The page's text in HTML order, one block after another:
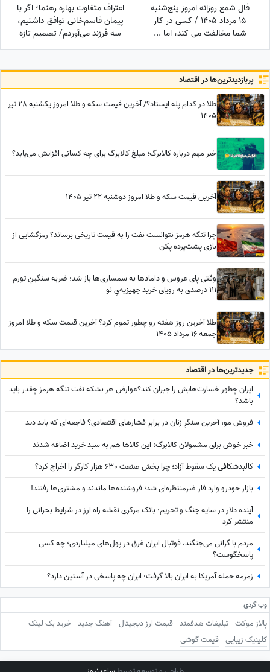
فال شمع روزانه امروز پنج‌شنبه
15 مرداد 1405 / کسی در کار
شما مخالفت می کند، اما ...
اعتراف متفاوت بهاره رهنما؛ اگر با
پیمان قاسم‌خانی توافق داشتیم،
سه فرزند می‌آوردم/ تصمیم تازه
پربازدید‌ترین‌ها در اقتصاد
طلا در کدام پله ایستاد؟/ آخرین قیمت سکه و طلا امروز یکشنبه 28 تیر
1405
خبر مهم درباره کالابرگ؛ مبلغ کالابرگ برای چه کسانی افزایش می‌یابد؟
آخرین قیمت سکه و طلا امروز دوشنبه 22 تیر 1405
چرا تنگه هرمز نتوانست نفت را به قیمت تاریخی برساند؟ رمزگشایی از
بازی پشت‌پرده پکن
وقتی پای عروس و دامادها به سمساری‌ها باز شد؛ ضربه سنگینِ تورم
111 درصدی به رویای خرید جهیزیه‌یِ نو
طلا آخرین روز هفته رو چطور تموم کرد؟ آخرین قیمت سکه و طلا امروز
جمعه 16 مرداد 1405
جدید‌ترین‌ها در اقتصاد
ایران چطور خسارت‌هایش را جبران کند؟عوارض هر بشکه نفت تنگه هرمز چقدر باید
باشد؟
فروش مو، آخرین سنگرِ زنان در برابرِ فشارهای اقتصادی؟ فاجعه‌ای که باید دید
خبر خوش برای مشمولان کالابرگ؛ این کالاها هم به سبد خرید اضافه شدند
کالبدشکافی یک سقوط آزاد؛ چرا بخش صنعت 630 هزار کارگر را اخراج کرد؟
بازار خودرو وارد فاز غیرمنتظره‌ای شد؛ فروشنده‌ها ماندند و مشتری‌ها رفتند!
آینده دلار در سایه جنگ و تحریم؛ بانک مرکزی نقشه راه ارز در شرایط بحرانی را
منتشر کرد
مردم با گرانی می‌جنگند، فوتبال ایران غرق در پول‌های میلیاردی؛ چه کسی
پاسخگوست؟
زمزمه حمله آمریکا به ایران بالا گرفت؛ ایران چه پاسخی در آستین دارد؟
وب گردی
پالاز موکت تبلیغات هدفمند قیمت ارز دیجیتال آهنگ جدید خرید بک لینک
کلینیک زیبایی قیمت گوشی